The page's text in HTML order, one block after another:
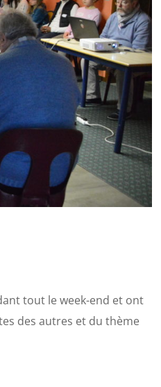
tout le week-end et ont
des autres et du thème